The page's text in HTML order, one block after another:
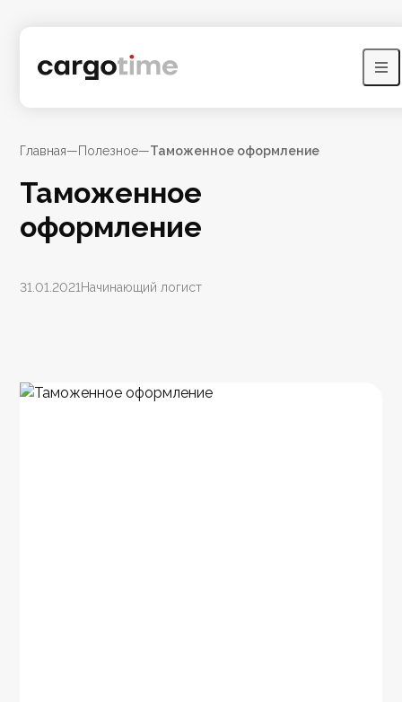
Главная—Полезное—Таможенное оформление
Таможенное
оформление
31.01.2021 Начинающий логист